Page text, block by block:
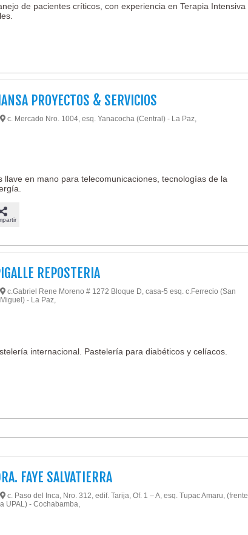
de pacientes críticos, con experiencia en Terapia Intensiva
PROYECTOS & SERVICIOS
c. Mercado Nro. 1004, esq. Yanacocha (Central) - La Paz,
llave en mano para telecomunicaciones, tecnologías de la
REPOSTERIA
c.Gabriel Rene Moreno # 1272 Bloque D, casa-5 esq. c.Ferrecio (San
Miguel) - La Paz,
internacional. Pastelería para diabéticos y celíacos.
FAYE SALVATIERRA
c. Paso del Inca, Nro. 312, edif. Tarija, Of. 1 – A, esq. Tupac Amaru, (frente
a UPAL) - Cochabamba,